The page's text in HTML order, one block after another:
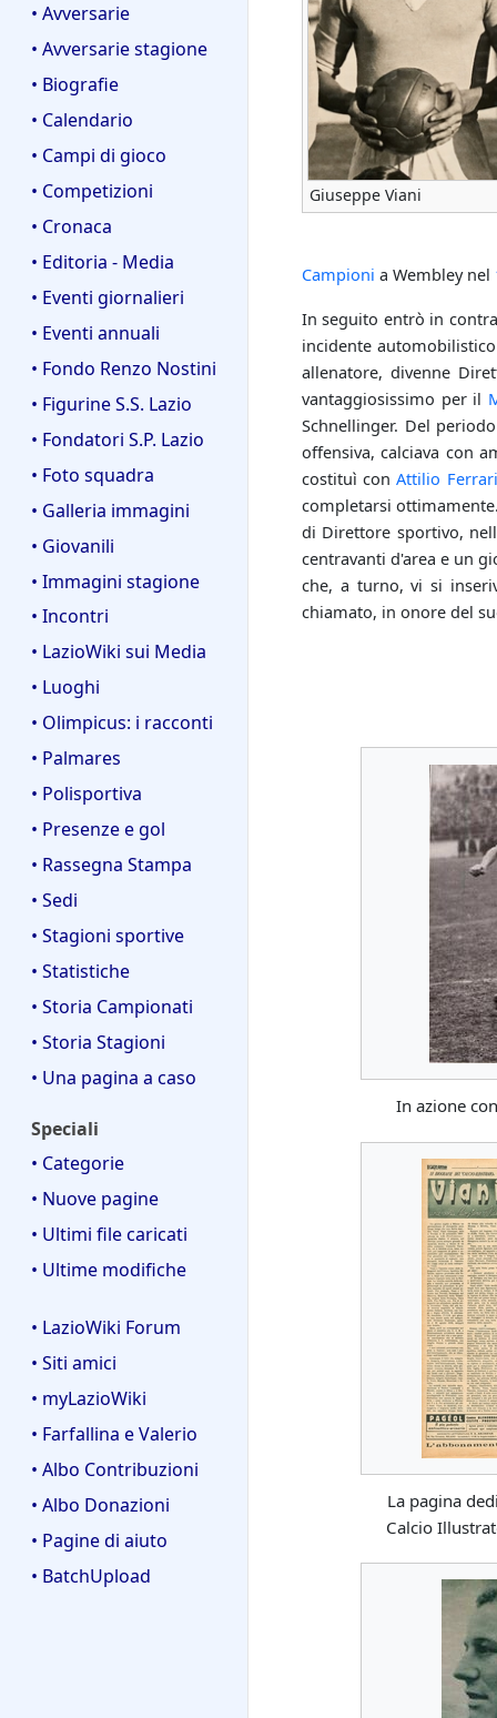
• Avversarie
• Avversarie stagione
• Biografie
• Calendario
• Campi di gioco
• Competizioni
• Cronaca
• Editoria - Media
• Eventi giornalieri
• Eventi annuali
• Fondo Renzo Nostini
• Figurine S.S. Lazio
• Fondatori S.P. Lazio
• Foto squadra
• Galleria immagini
• Giovanili
• Immagini stagione
• Incontri
• LazioWiki sui Media
• Luoghi
• Olimpicus: i racconti
• Palmares
• Polisportiva
• Presenze e gol
• Rassegna Stampa
• Sedi
• Stagioni sportive
• Statistiche
• Storia Campionati
• Storia Stagioni
• Una pagina a caso
Speciali
• Categorie
• Nuove pagine
• Ultimi file caricati
• Ultime modifiche
• LazioWiki Forum
• Siti amici
• myLazioWiki
• Farfallina e Valerio
• Albo Contribuzioni
• Albo Donazioni
• Pagine di aiuto
• BatchUpload
Giuseppe Viani
Campioni a Wembley nel
In seguito entrò in
incidente
allenatore, divenne
vantaggiosissimo per il
Schnellinger. Del
offensiva, calciava con
costituì conAttilio
completarsi
di Direttore sportivo,
centravanti d'area e un
che, a turno, vi si
chiamato, in onore del
In azione
La pagina
Calcio